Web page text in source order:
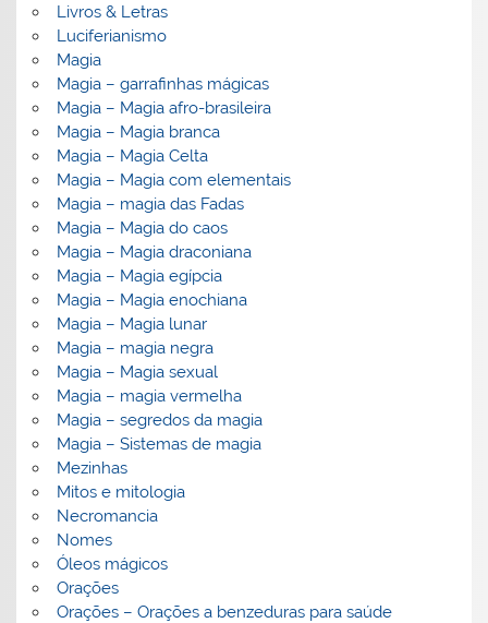
Livros & Letras
Luciferianismo
Magia
Magia – garrafinhas mágicas
Magia – Magia afro-brasileira
Magia – Magia branca
Magia – Magia Celta
Magia – Magia com elementais
Magia – magia das Fadas
Magia – Magia do caos
Magia – Magia draconiana
Magia – Magia egípcia
Magia – Magia enochiana
Magia – Magia lunar
Magia – magia negra
Magia – Magia sexual
Magia – magia vermelha
Magia – segredos da magia
Magia – Sistemas de magia
Mezinhas
Mitos e mitologia
Necromancia
Nomes
Óleos mágicos
Orações
Orações – Orações a benzeduras para saúde